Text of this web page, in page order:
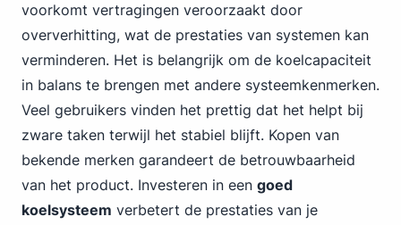
voorkomt vertragingen veroorzaakt door
oververhitting, wat de prestaties van systemen kan
verminderen. Het is belangrijk om de koelcapaciteit
in balans te brengen met andere systeemkenmerken.
Veel gebruikers vinden het prettig dat het helpt bij
zware taken terwijl het stabiel blijft. Kopen van
bekende merken garandeert de betrouwbaarheid
van het product. Investeren in een goed
koelsysteem verbetert de prestaties van je